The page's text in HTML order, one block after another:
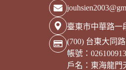
臺東市中華路一
(700) 台東大同
帳號：
戶名：東海龍門